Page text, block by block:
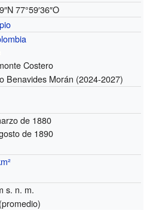
77°59′36″O
Costero
Benavides Morán (2024-2027)
de 1880
de 1890
s. n. m.